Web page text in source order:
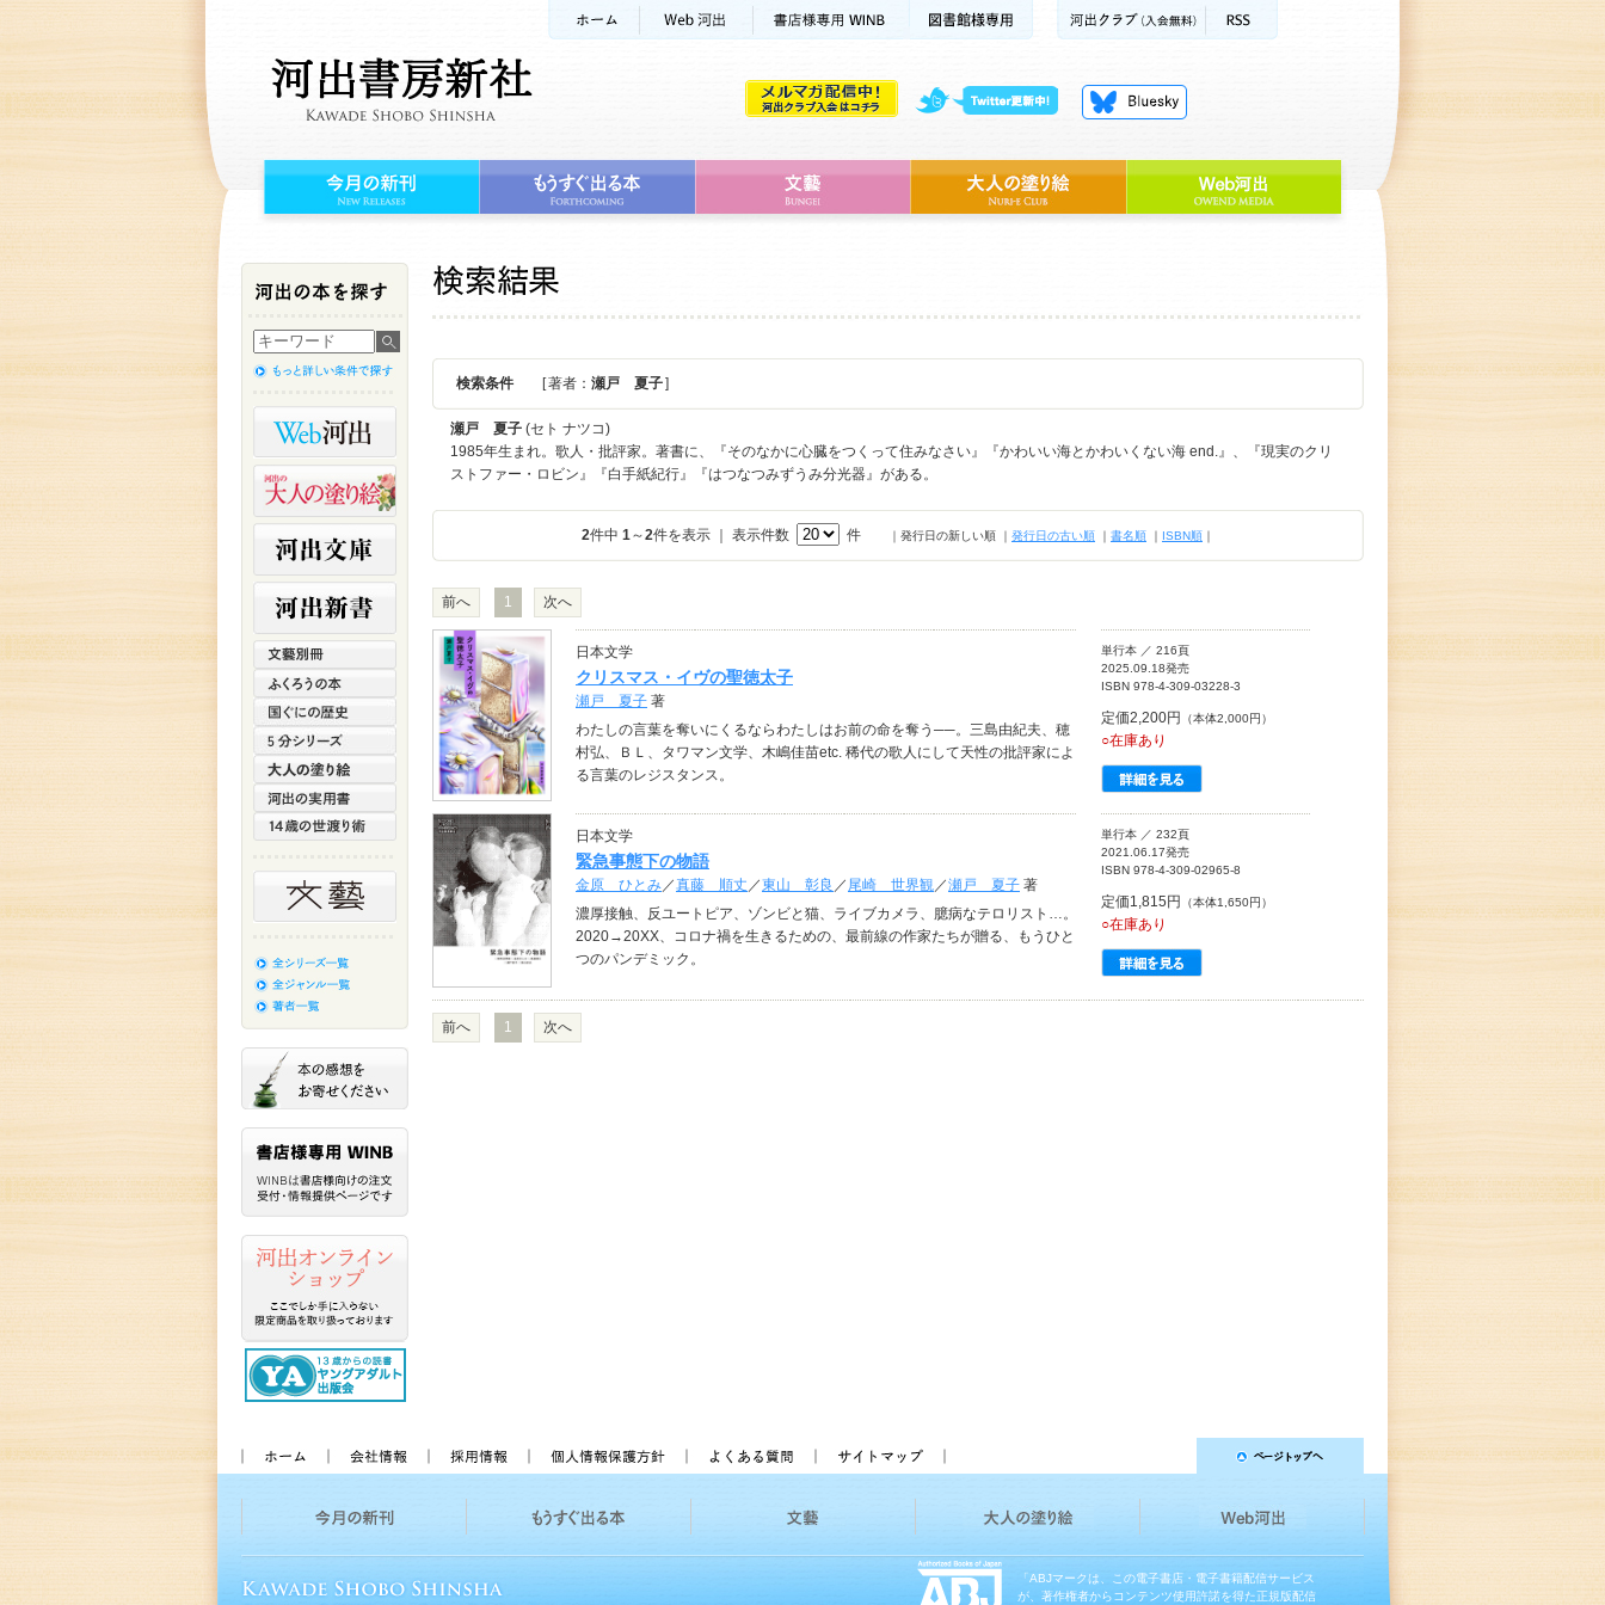
検索条件 [ 著者： 瀬戸 夏子]
瀬戸 夏子 (セト ナツコ)
1985年生まれ。歌人・批評家。著書に、『そのなかに心臓をつくって住みなさい』『かわいい海とかわいくない海 end.』、『現実のクリ
ストファー・ロビン』『白手紙紀行』『はつなつみずうみ分光器』がある。
2件中 1～2件を表示 ｜ 表示件数 件 ｜発行日の新しい順 ｜ 発行日の古い順 ｜ 書名順 ｜ ISBN順 ｜
前へ 1 次へ
日本文学
クリスマス・イヴの聖徳太子
瀬戸 夏子 著
わたしの言葉を奪いにくるならわたしはお前の命を奪う──。三島由紀夫、穂
村弘、ＢＬ、タワマン文学、木嶋佳苗etc. 稀代の歌人にして天性の批評家によ
る言葉のレジスタンス。
単行本 ／ 216頁
2025.09.18発売
ISBN 978-4-309-03228-3
定価2,200円 （本体2,000円）
○在庫あり
日本文学
緊急事態下の物語
金原 ひとみ／真藤 順丈 ／東山 彰良 ／ 尾崎 世界観／瀬戸 夏子 著
濃厚接触、反ユートピア、ゾンビと猫、ライブカメラ、臆病なテロリスト…。
2020→20XX、コロナ禍を生きるための、最前線の作家たちが贈る、もうひと
つのパンデミック。
単行本 ／ 232頁
2021.06.17発売
ISBN 978-4-309-02965-8
定価1,815円 （本体1,650円）
○在庫あり
前へ 1 次へ
「ABJマークは、この電子書店・電子書籍配信サービス
が、著作権者からコンテンツ使用許諾を得た正規版配信